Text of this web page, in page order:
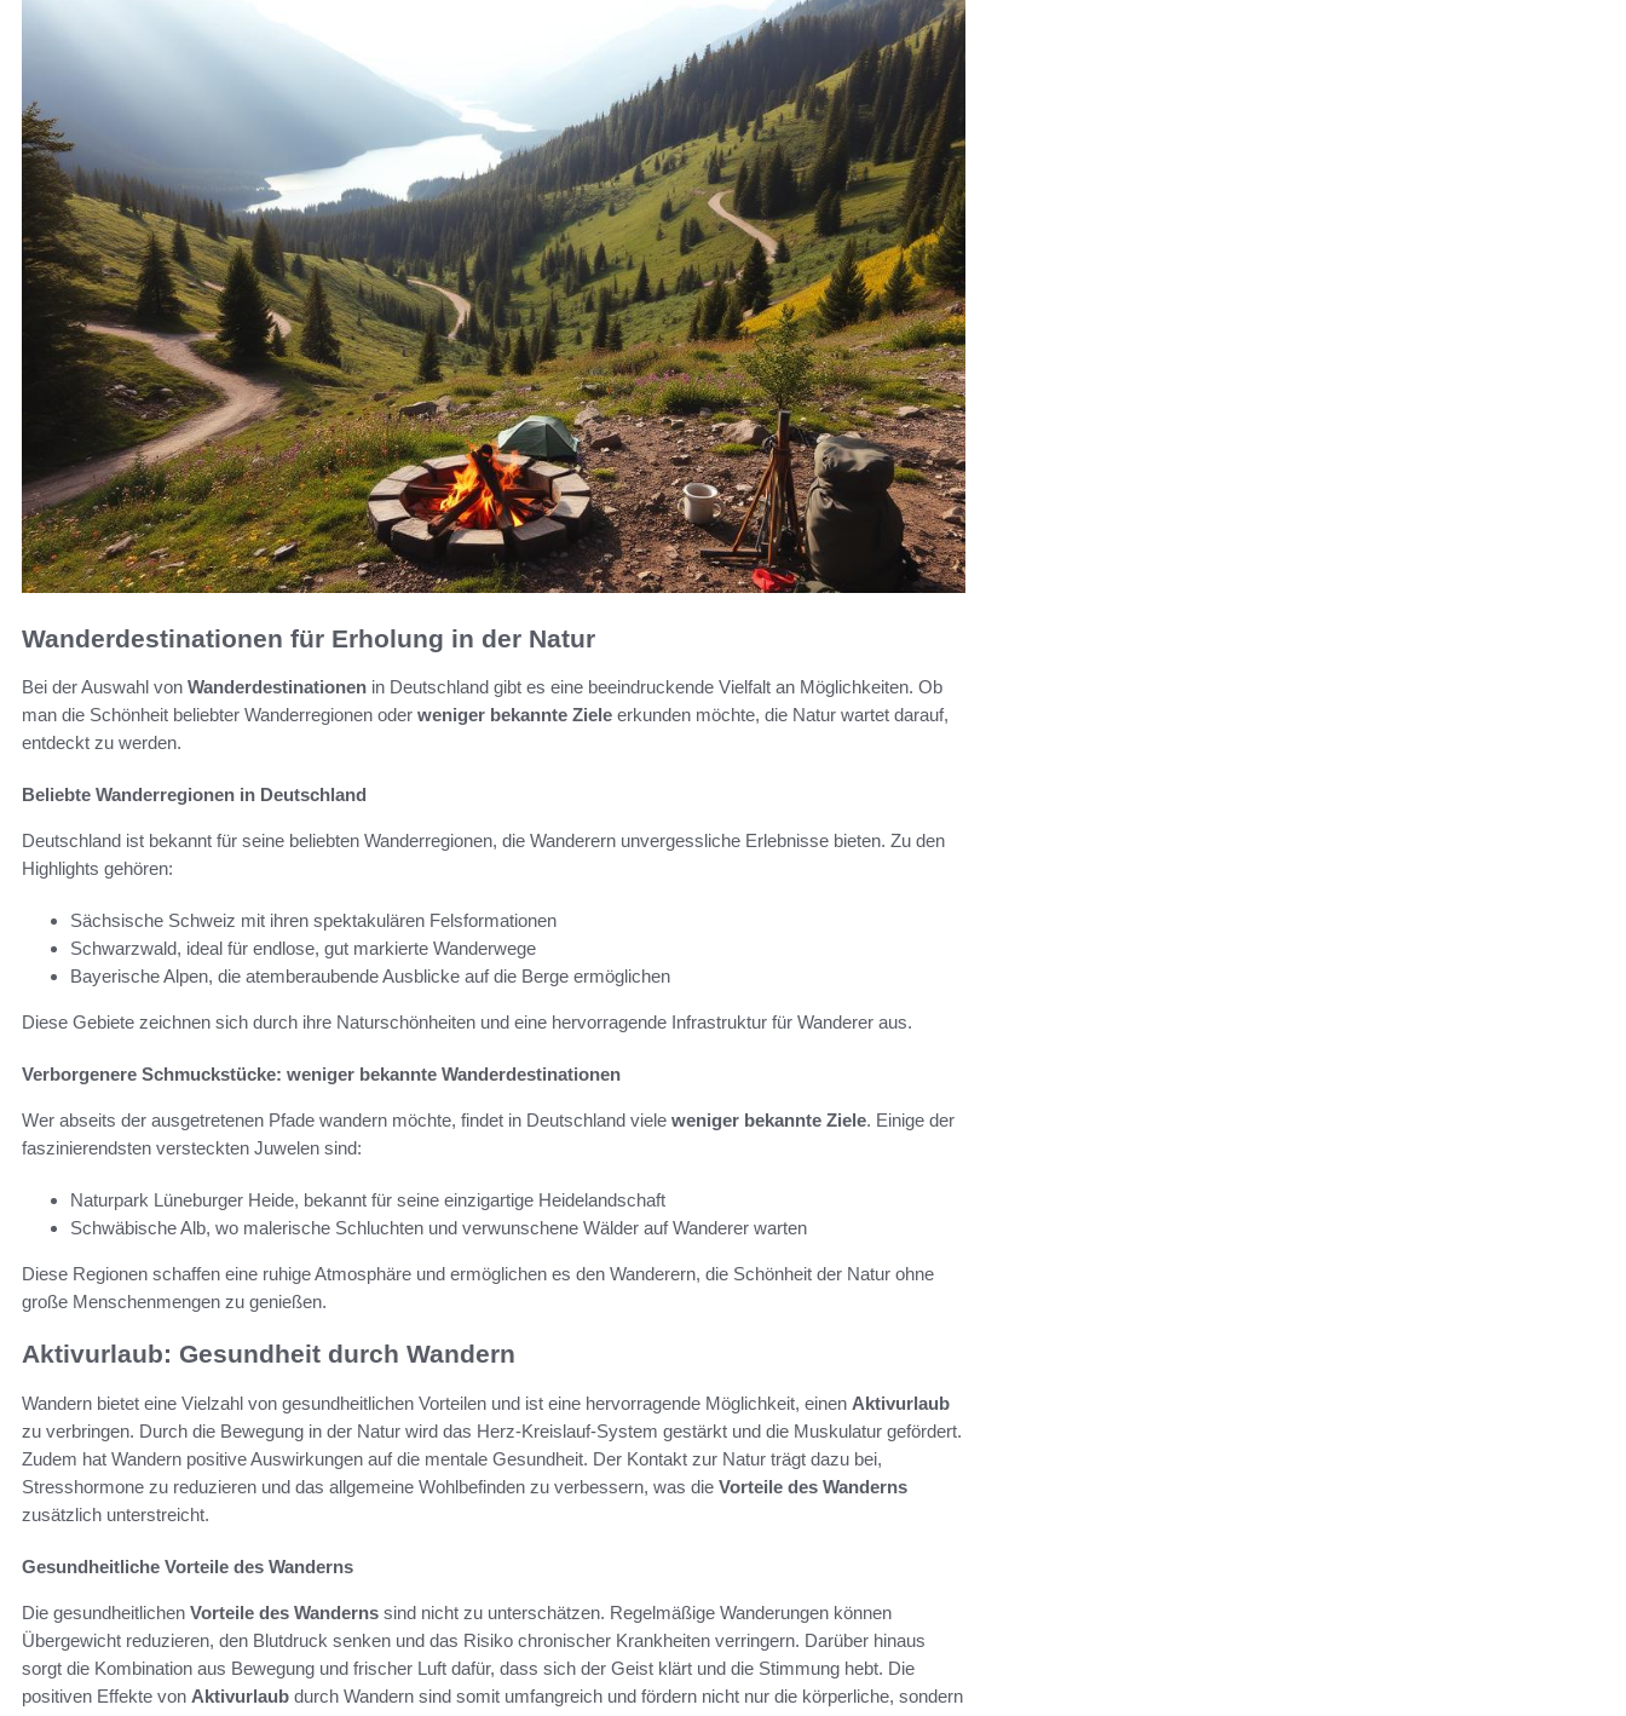
Wanderdestinationen für Erholung in der Natur
Bei der Auswahl von Wanderdestinationen in Deutschland gibt es eine beeindruckende Vielfalt an Möglichkeiten. Ob
man die Schönheit beliebter Wanderregionen oder weniger bekannte Ziele erkunden möchte, die Natur wartet darauf,
entdeckt zu werden.
Beliebte Wanderregionen in Deutschland
Deutschland ist bekannt für seine beliebten Wanderregionen, die Wanderern unvergessliche Erlebnisse bieten. Zu den
Highlights gehören:
Sächsische Schweiz mit ihren spektakulären Felsformationen
Schwarzwald, ideal für endlose, gut markierte Wanderwege
Bayerische Alpen, die atemberaubende Ausblicke auf die Berge ermöglichen
Diese Gebiete zeichnen sich durch ihre Naturschönheiten und eine hervorragende Infrastruktur für Wanderer aus.
Verborgenere Schmuckstücke: weniger bekannte Wanderdestinationen
Wer abseits der ausgetretenen Pfade wandern möchte, findet in Deutschland viele weniger bekannte Ziele. Einige der
faszinierendsten versteckten Juwelen sind:
Naturpark Lüneburger Heide, bekannt für seine einzigartige Heidelandschaft
Schwäbische Alb, wo malerische Schluchten und verwunschene Wälder auf Wanderer warten
Diese Regionen schaffen eine ruhige Atmosphäre und ermöglichen es den Wanderern, die Schönheit der Natur ohne
große Menschenmengen zu genießen.
Aktivurlaub: Gesundheit durch Wandern
Wandern bietet eine Vielzahl von gesundheitlichen Vorteilen und ist eine hervorragende Möglichkeit, einen Aktivurlaub
zu verbringen. Durch die Bewegung in der Natur wird das Herz-Kreislauf-System gestärkt und die Muskulatur gefördert.
Zudem hat Wandern positive Auswirkungen auf die mentale Gesundheit. Der Kontakt zur Natur trägt dazu bei,
Stresshormone zu reduzieren und das allgemeine Wohlbefinden zu verbessern, was die Vorteile des Wanderns
zusätzlich unterstreicht.
Gesundheitliche Vorteile des Wanderns
Die gesundheitlichen Vorteile des Wanderns sind nicht zu unterschätzen. Regelmäßige Wanderungen können
Übergewicht reduzieren, den Blutdruck senken und das Risiko chronischer Krankheiten verringern. Darüber hinaus
sorgt die Kombination aus Bewegung und frischer Luft dafür, dass sich der Geist klärt und die Stimmung hebt. Die
positiven Effekte von Aktivurlaub durch Wandern sind somit umfangreich und fördern nicht nur die körperliche, sondern